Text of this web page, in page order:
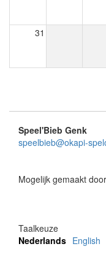
31
Speel'Bieb Genk
speelbieb@okapi-
Mogelijk gemaakt door
Taalkeuze
Nederlands English